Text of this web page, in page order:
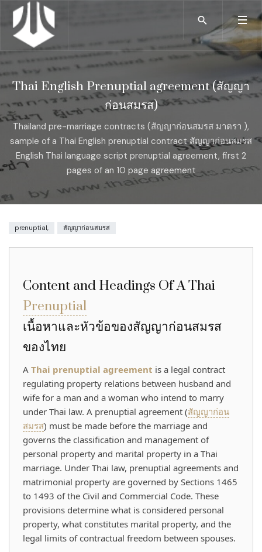
Thai English Prenuptial agreement (สัญญา
ก่อนสมรส)
Thailand pre-marriage contracts (สัญญาก่อนสมรส มาตรา ),
sample of a Thai English prenuptial contract สัญญาก่อนสมรส
English Thai language script prenuptial agreement, first 2
pages of an 10 page agreement
prenuptial, สัญญาก่อนสมรส
Content and Headings Of A Thai
Prenuptial
เนื้อหาและหัวข้อของสัญญาก่อนสมรส
ของไทย
A Thai prenuptial agreement is a legal contract
regulating property relations between husband and
wife for a man and a woman who intend to marry
under Thai law. A prenuptial agreement (สัญญาก่อน
สมรส) must be made before the marriage and
governs the classification and management of
personal property and marital property in a Thai
marriage. Under Thai law, prenuptial agreements and
matrimonial property are governed by Sections 1465
to 1493 of the Civil and Commercial Code. These
provisions determine what is considered personal
property, what constitutes marital property, and the
legal limits of contractual freedom between spouses.